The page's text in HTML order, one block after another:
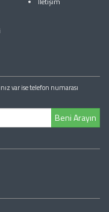
var ise telefon numarası
Beni Arayın